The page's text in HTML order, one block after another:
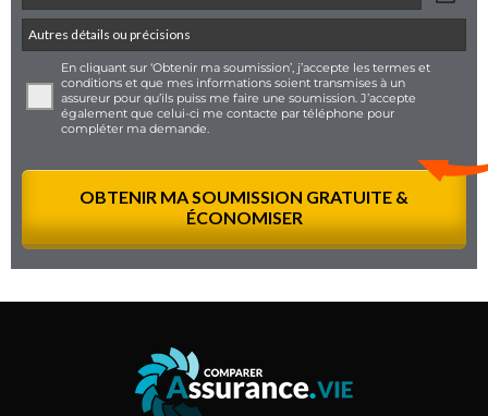
En cliquant sur ‘Obtenir ma soumission’, j’accepte les termes et
conditions et que mes informations soient transmises à un
assureur pour qu’ils puiss me faire une soumission. J’accepte
également que celui-ci me contacte par téléphone pour
compléter ma demande.